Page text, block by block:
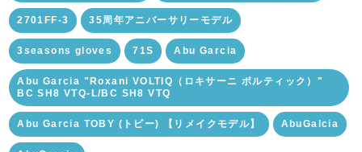
2701FF-3 35周年アニバーサリーモデル
3seasons gloves 71S Abu Garcia
Abu Garcia "Roxani VOLTIQ（ロキサーニ ボルティック）"
BC SH8 VTQ-L/BC SH8 VTQ
Abu Garcia TOBY (トビー) 【リメイクモデル】 AbuGalcia